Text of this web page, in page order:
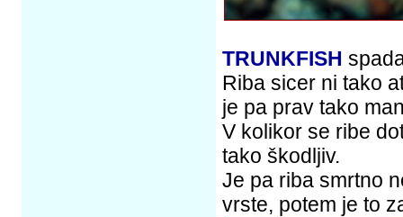
TRUNKFISH
Riba sicer ni tako
je pa prav tako
V kolikor se ribe
tako škodljiv.
Je pa riba smrtno
vrste, potem je to